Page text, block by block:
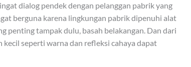
dialog pendek dengan pelanggan pabrik yang
berguna karena lingkungan pabrik dipenuhi alat
penting tampak dulu, basah belakangan. Dan dari
kecil seperti warna dan refleksi cahaya dapat